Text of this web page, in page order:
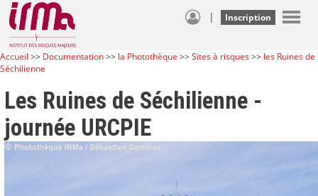
| Inscription
Accueil >> Documentation>> la Photothèque >>Sites à risques>> les Ruines de
Séchilienne
Les Ruines de Séchilienne -
journée URCPIE